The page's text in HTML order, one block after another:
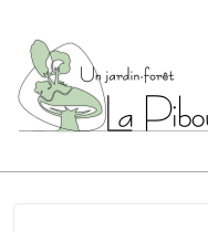
passer
contenu
principal